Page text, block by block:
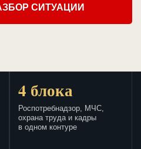
СИТУАЦИИ
4 блока
Роспотребнадзор, МЧС,
охрана труда и кадры
в одном контуре